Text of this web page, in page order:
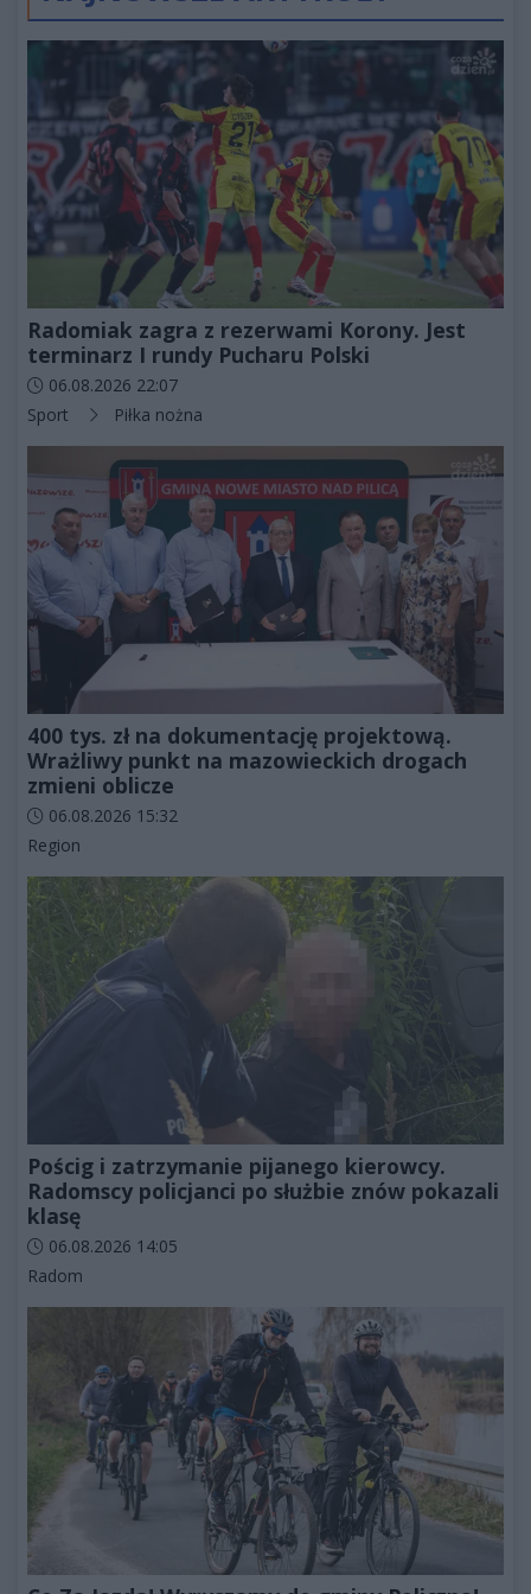
Radomiak zagra z rezerwami Korony. Jest
terminarz I rundy Pucharu Polski
Data dodania artykułu:
06.08.2026 22:07
Kategorie artykułu:
Sport Piłka nożna
400 tys. zł na dokumentację projektową.
Wrażliwy punkt na mazowieckich drogach
zmieni oblicze
Data dodania artykułu:
06.08.2026 15:32
Kategorie artykułu:
Region
Pościg i zatrzymanie pijanego kierowcy.
Radomscy policjanci po służbie znów pokazali
klasę
Data dodania artykułu:
06.08.2026 14:05
Kategorie artykułu:
Radom